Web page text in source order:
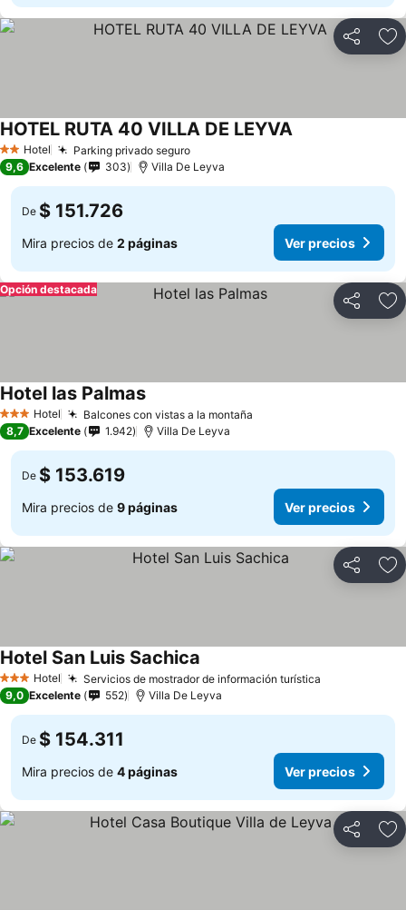
Compartir
2 Estrellas
Hotel Parking privado seguroVer precios
HOTEL RUTA 40 VILLA DE LEYVAVer precios
9,6 Excelente 303 Villa De Leyva
De $ 151.726
Mira precios de 2 páginas Ver precios
Compartir
Opción destacada
3 Estrellas
Hotel Balcones con vistas a la montaña
Hotel las PalmasVer precios
8,7 Excelente 1.942 Villa De Leyva
De $ 153.619
Mira precios de 9 páginas Ver precios
Compartir
3 Estrellas
Hotel Servicios de mostrador de información turística
Hotel San Luis Sachica
9,0 Excelente 552 Villa De Leyva
De $ 154.311
Mira precios de 4 páginas Ver precios
Compartir